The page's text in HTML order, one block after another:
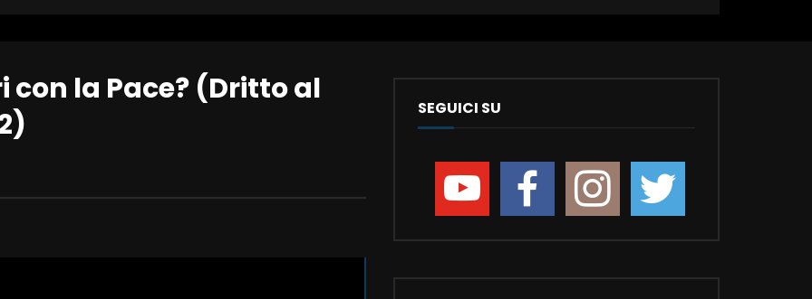
con la Pace? (Dritto al
SEGUICI SU